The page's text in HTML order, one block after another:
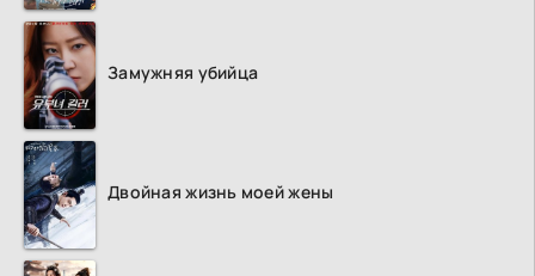
Замужняя убийца
Двойная жизнь моей жены